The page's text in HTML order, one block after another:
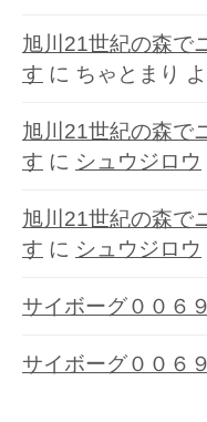
旭川21世紀の森で
す に ちゃとまり
旭川21世紀の森で
す に シュウジロウ
旭川21世紀の森で
す に シュウジロウ
サイボーグ００６
サイボーグ００６